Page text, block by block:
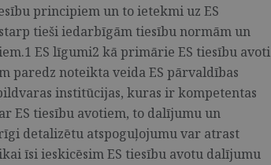
principiem un to ietekmi uz ES
tieši iedarbīgām tiesību normām un
ES līgumi2 kā primārie ES tiesību avoti
paredz noteikta veida ES pārvaldības
institūcijas, kuras ir kompetentas
ES tiesību avotiem, to dalījumu un
detalizētu atspoguļojumu var atrast
īsi ieskicēsim ES tiesību avotu dalījumu